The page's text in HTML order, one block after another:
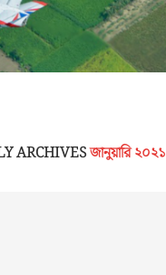
ARCHIVESজানুয়ারি ২০২১